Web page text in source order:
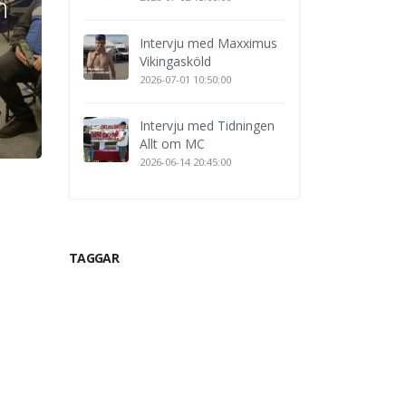
Intervju med Maxximus
Vikingasköld
2026-07-01 10:50:00
Intervju med Tidningen
Allt om MC
2026-06-14 20:45:00
TAGGAR